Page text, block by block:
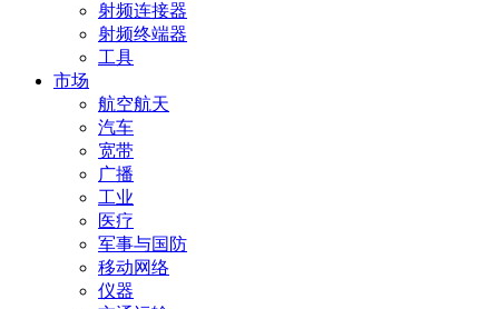
射频连接器
射频终端器
工具
市场
航空航天
汽车
宽带
广播
工业
医疗
军事与国防
移动网络
仪器